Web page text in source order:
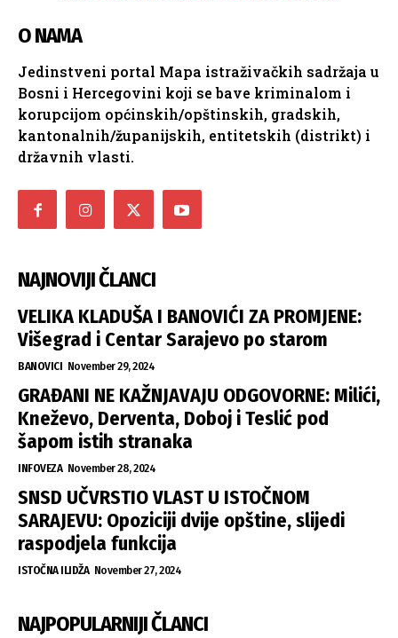
O NAMA
Jedinstveni portal Mapa istraživačkih sadržaja u
Bosni i Hercegovini koji se bave kriminalom i
korupcijom općinskih/opštinskih, gradskih,
kantonalnih/županijskih, entitetskih (distrikt) i
državnih vlasti.
NAJNOVIJI ČLANCI
VELIKA KLADUŠA I BANOVIĆI ZA PROMJENE:
Višegrad i Centar Sarajevo po starom
BANOVICI November 29, 2024
GRAĐANI NE KAŽNJAVAJU ODGOVORNE: Milići,
Kneževo, Derventa, Doboj i Teslić pod
šapom istih stranaka
INFOVEZA November 28, 2024
SNSD UČVRSTIO VLAST U ISTOČNOM
SARAJEVU: Opoziciji dvije opštine, slijedi
raspodjela funkcija
ISTOČNA ILIDŽA November 27, 2024
NAJPOPULARNIJI ČLANCI